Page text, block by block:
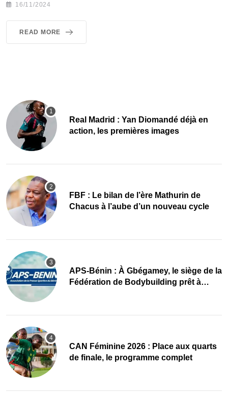
16/11/2024
READ MORE
Real Madrid : Yan Diomandé déjà en
action, les premières images
FBF : Le bilan de l’ère Mathurin de
Chacus à l’aube d’un nouveau cycle
APS-Bénin : À Gbégamey, le siège de la
Fédération de Bodybuilding prêt à
CAN Féminine 2026 : Place aux quarts
de finale, le programme complet